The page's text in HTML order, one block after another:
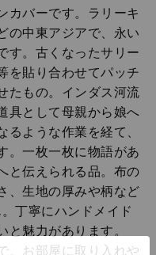
カバーです。ラリーキ
の中東アジアで、永い
す。古くなったサリー
を貼り合わせてパッチ
たもの。インダス河流
具として母親から娘へ
ような作業を経て、
。一枚一枚に物語があ
と伝えられる品。布の
、生地の厚みや柄など
丁寧にハンドメイド
魅力があります。
、お部屋に取り入れや